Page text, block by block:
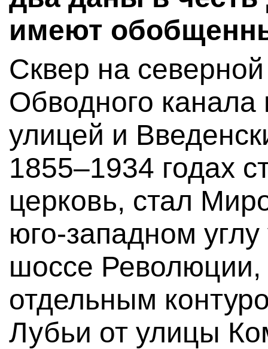
имеют
Сквер на
Обводного канала
улицей и
1855–1934 годах
церковь, стал
юго-западном
шоссе
отдельным
Лубьи от улицы